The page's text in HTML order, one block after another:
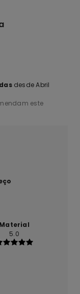
desde Abril
este
Material
5.0